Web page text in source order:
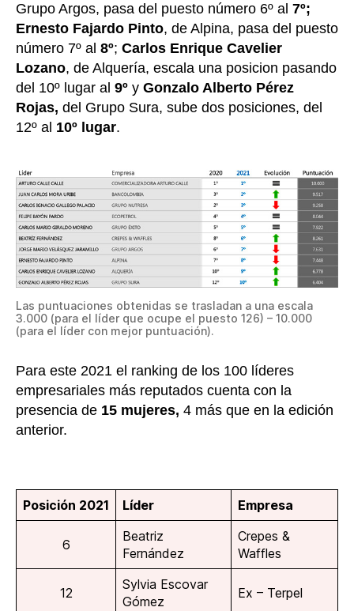
Grupo Argos, pasa del puesto número 6º al 7º;
Ernesto Fajardo Pinto, de Alpina, pasa del puesto
número 7º al 8º; Carlos Enrique Cavelier
Lozano, de Alquería, escala una posicion pasando
del 10º lugar al 9º y Gonzalo Alberto Pérez
Rojas, del Grupo Sura, sube dos posiciones, del
12º al 10º lugar.
Las puntuaciones obtenidas se trasladan a una escala
3.000 (para el líder que ocupe el puesto 126) – 10.000
(para el líder con mejor puntuación).
Para este 2021 el ranking de los 100 líderes
empresariales más reputados cuenta con la
presencia de 15 mujeres, 4 más que en la edición
anterior.
Posición 2021 Líder Empresa
6
Beatriz
Fernández
Crepes &
Waffles
12
Sylvia Escovar
Gómez
Ex – Terpel